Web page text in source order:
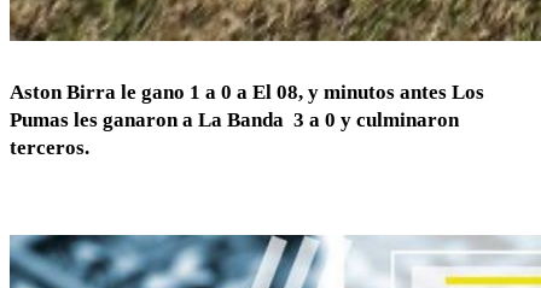
Aston Birra le gano 1 a 0 a El 08, y minutos antes Los
Pumas les ganaron a La Banda 3 a 0 y culminaron
terceros.